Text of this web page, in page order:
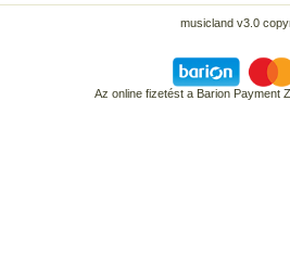
musicland v3.0
Az online fizetést a Barion Payment